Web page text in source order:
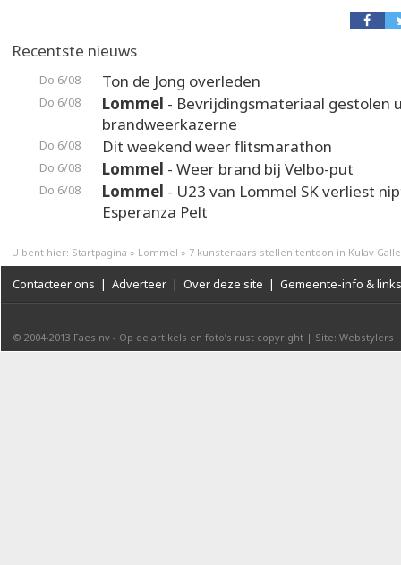
Recentste nieuws
Do 6/08 Ton de Jong overleden
Do 6/08 Lommel - Bevrijdingsmateriaal gestolen
brandweerkazerne
Do 6/08 Dit weekend weer flitsmarathon
Do 6/08 Lommel - Weer brand bij Velbo-put
Do 6/08 Lommel - U23 van Lommel SK verliest
Esperanza Pelt
U bent hier: Startpagina » Lommel » 7 kunstenaars stellen tentoon in Kulav
Contacteer ons | Adverteer | Over deze site | Gemeente-info & links
© 2004-2013 Faes nv - Op de artikels en foto’s rust copyright | Site: Webstylers